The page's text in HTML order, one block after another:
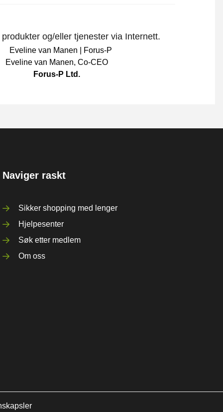
og/eller tjenester via Internett.
Eveline van Manen, Co-CEO
Forus-P Ltd.
Naviger raskt
Sikker shopping med lenger
Hjelpesenter
Søk etter medlem
Om oss